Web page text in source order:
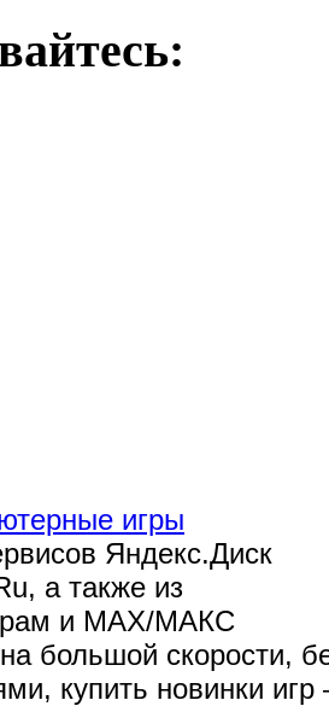
игры
Яндекс.Диск
а также из
и MAX/МАКС
на большой скорости,
купить новинки